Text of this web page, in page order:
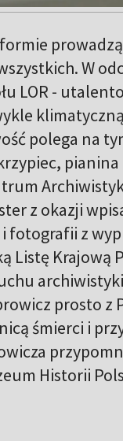
W
LOR -
polega na
z okazji
fotografii z
Listę Krajową
prosto z
śmierci i
Historii